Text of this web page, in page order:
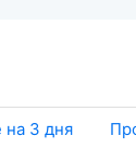
на 3 дня